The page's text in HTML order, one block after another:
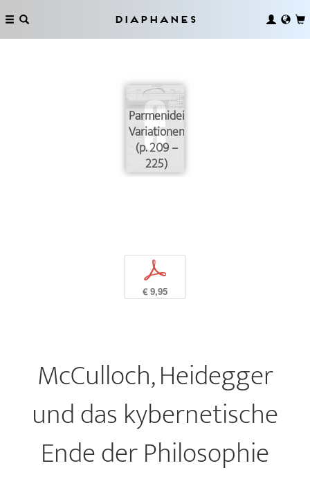
Diaphanes
Parmenideische
Variationen
(p. 209 –
225)
p
€ 9,95
McCulloch, Heidegger
und das kybernetische
Ende der Philosophie